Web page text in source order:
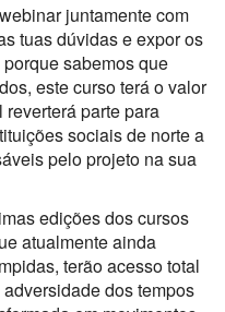
juntamente com
tuas dúvidas e expor os
sabemos que
este curso terá o valor
parte para
sociais de norte a
pelo projeto na sua
edições dos cursos
atualmente ainda
terão acesso total
dos tempos